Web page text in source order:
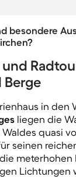
besondere
Berge
in den
liegen die
quasi
seinen
meterhohen
Lichtungen